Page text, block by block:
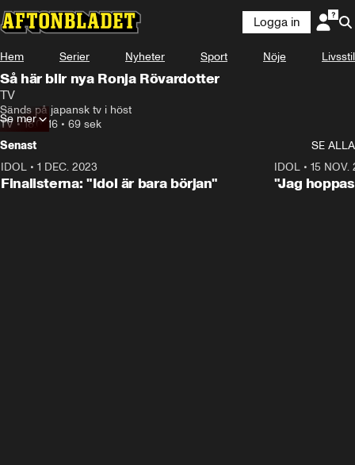
Logga in
Hem Serier Nyheter Sport Nöje Livsstil
Så här blir nya Ronja Rövardotter
TV
Sänds på japansk tv i höst
TV •18.07.16 • 69 sek
Se mer
Senast
SE ALLA
IDOL • 1 DEC. 2023
Finalisterna: "Idol är bara början"
IDOL• 15 NOV.
"Jag